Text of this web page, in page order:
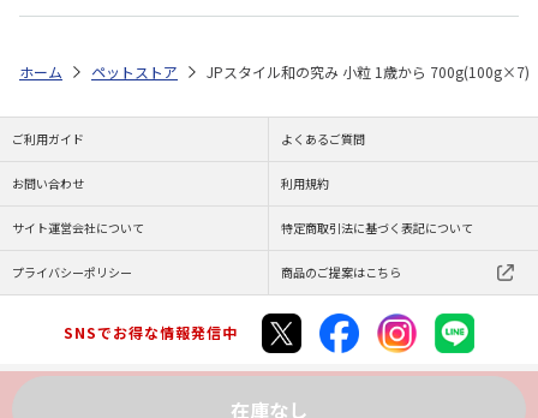
在庫なし
ホーム ペットストア JPスタイル和の究み 小粒 1歳から 700g(100g×7)
ご利用ガイド よくあるご質問
お問い合わせ 利用規約
サイト運営会社について 特定商取引法に基づく表記について
プライバシーポリシー 商品のご提案はこちら
SNSでお得な情報発信中